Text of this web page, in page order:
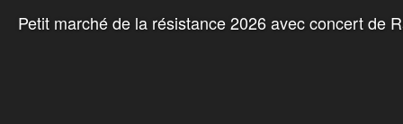
Petit marché de la résistance 2026 avec concert de